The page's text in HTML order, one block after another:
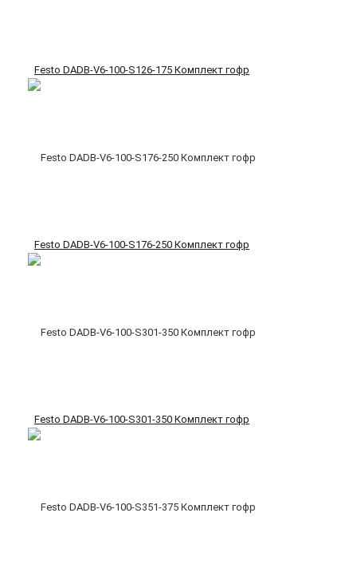
Festo DADB-V6-100-S126-175 Комплект гофр
Festo DADB-V6-100-S176-250 Комплект гофр
Festo DADB-V6-100-S301-350 Комплект гофр